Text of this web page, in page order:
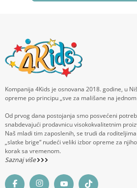
Kompanija 4Kids je osnovana 2018. godine, u
opreme po principu „sve za mališane na
Od prvog dana postojanja smo posvećeni
snabdevajući prodavnicu visokokvalitetnim
Naš mladi tim zaposlenih, se trudi da
„slatke brige“ nudeći veliki izbor opreme za
korak sa vremenom.
Saznaj više